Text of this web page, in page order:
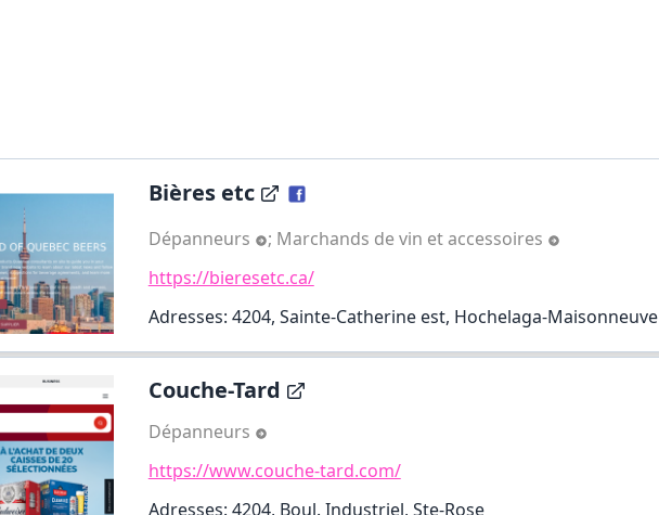
Bières etc
Dépanneurs ; Marchands de vin et accessoires
https://bieresetc.ca/
Adresses: 4204, Sainte-Catherine est, Hochelaga-Maisonneuve
Couche-Tard
Dépanneurs
https://www.couche-tard.com/
Adresses: 4204, Boul. Industriel, Ste-Rose